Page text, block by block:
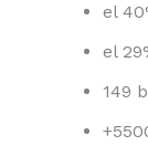
el
el
149